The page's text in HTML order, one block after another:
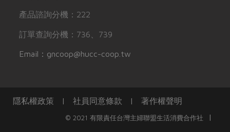
產品諮詢分機：222
訂單查詢分機：736、739
Email：gncoop@hucc-coop.tw
隱私權政策 | 社員同意條款 | 著作權聲明
© 2021 有限責任台灣主婦聯盟生活消費合作社 |